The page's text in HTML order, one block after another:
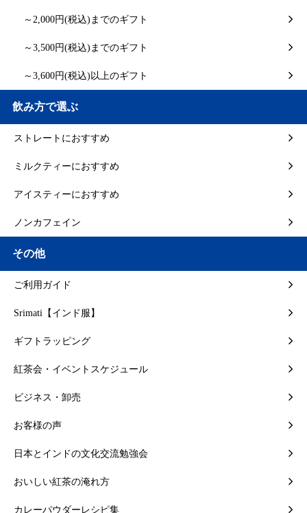
～2,000円(税込)までのギフト
～3,500円(税込)までのギフト
～3,600円(税込)以上のギフト
飲み方で選ぶ
ストレートにおすすめ
ミルクティーにおすすめ
アイスティーにおすすめ
ノンカフェイン
その他
ご利用ガイド
Srimati【インド服】
ギフトラッピング
紅茶会・イベントスケジュール
ビジネス・卸売
お客様の声
日本とインドの文化交流勉強会
おいしい紅茶の淹れ方
カレーパウダーレシピ集